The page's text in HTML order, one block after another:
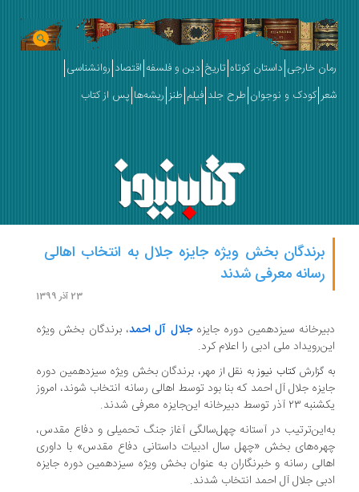
رمان خارجی داستان کوتاه تاریخ دین و فلسفه اقتصاد روانشناسی
شعر کودک و نوجوان طرح جلد فیلم طنز ریشه‌ها پس از کتاب
برندگان بخش ویژه جایزه جلال به انتخاب اهالی
رسانه معرفی شدند
23 آذر 1399
دبیرخانه سیزدهمین دوره جایزهجلال آل احمد، برندگان بخش ویژه
این‌رویداد ملی ادبی را اعلام کرد.
به گزارشکتاب نیوز به نقل از مهر، برندگان بخش ویژه سیزدهمین دوره
جایزه جلال آل احمد که بنا بود توسط اهالی رسانه انتخاب شوند، امروز
یکشنبه ۲۳ آذر توسط دبیرخانه این‌جایزه معرفی شدند.
به‌این‌ترتیب در آستانه چهل‌سالگی آغاز جنگ تحمیلی و دفاع مقدس،
چهره‌های بخش «چهل سال ادبیات داستانی دفاع مقدس» با داوری
اهالی رسانه و خبرنگاران به عنوان بخش ویژه سیزدهمین دوره جایزه
ادبی جلال آل احمد انتخاب شدند.